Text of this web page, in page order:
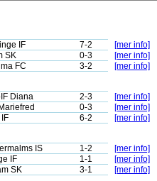
IF 7-2
[mer info]
SK 0-3
[mer info]
FC 3-2 [mer info]
Diana 2-3
[mer info]
0-3
[mer info]
6-2 [mer info]
IS 1-2
[mer info]
IF 1-1
[mer info]
SK 3-1 [mer info]